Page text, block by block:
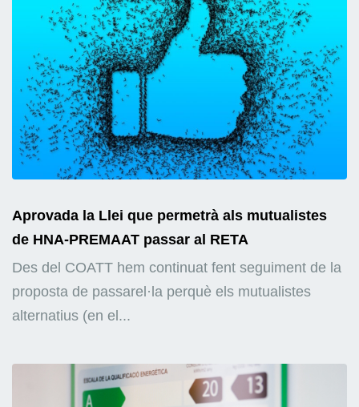
Aprovada la Llei que permetrà als mutualistes
de HNA-PREMAAT passar al RETA
Des del COATT hem continuat fent seguiment de la
proposta de passarel·la perquè els mutualistes
alternatius (en el...